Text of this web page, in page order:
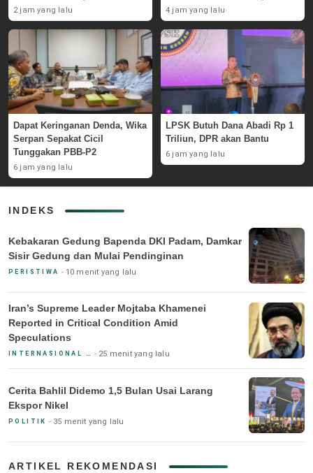
Rawa Pasaraut
2 jam yang lalu 4 jam yang lalu
Dapat Keringanan Denda, Wika
Serpan Sepakat Cicil
Tunggakan PBB-P2
6 jam yang lalu
LPSK Butuh Dana Abadi Rp 1
Triliun, DPR akan Bantu
6 jam yang lalu
INDEKS
Kebakaran Gedung Bapenda DKI Padam, Damkar
Sisir Gedung dan Mulai Pendinginan
PERISTIWA 10 menit yang lalu
Iran’s Supreme Leader Mojtaba Khamenei
Reported in Critical Condition Amid
Speculations
INTERNASIONAL & KEAMANAN 25 menit yang lalu
Cerita Bahlil Didemo 1,5 Bulan Usai Larang
Ekspor Nikel
POLITIK 35 menit yang lalu
ARTIKEL REKOMENDASI